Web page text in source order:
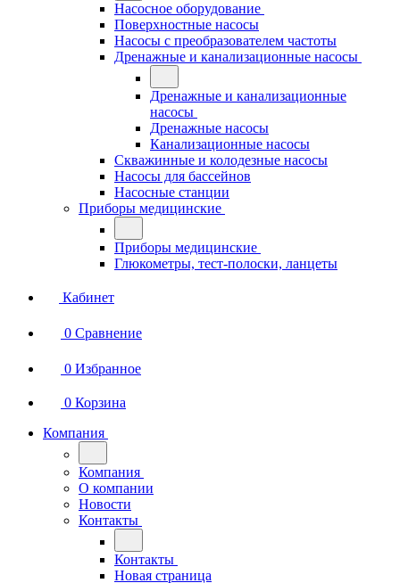
Насосное оборудование
Поверхностные насосы
Насосы с преобразователем частоты
Дренажные и канализационные насосы
Дренажные и канализационные
насосы
Дренажные насосы
Канализационные насосы
Скважинные и колодезные насосы
Насосы для бассейнов
Насосные станции
Приборы медицинские
Приборы медицинские
Глюкометры, тест-полоски, ланцеты
Кабинет
0 Сравнение
0 Избранное
0 Корзина
Компания
Компания
О компании
Новости
Контакты
Контакты
Новая страница